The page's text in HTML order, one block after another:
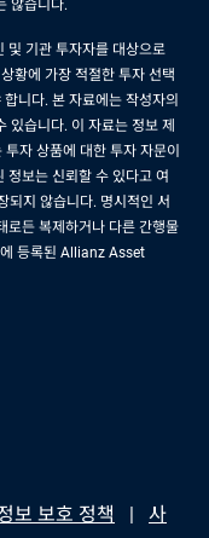
않습니다.
및 기관 투자자를 대상으로
황에 가장 적절한 투자 선택
니다. 본 자료에는 작성자의
있습니다. 이 자료는 정보 제
자 상품에 대한 투자 자문이
정보는 신뢰할 수 있다고 여
되지 않습니다. 명시적인 서
로든 복제하거나 다른 간행물
등록된 Allianz Asset
보 보호 정책 사